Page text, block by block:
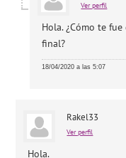
Ver perfil
Hola. ¿Cómo te
final?
18/04/2020 a las 5:07
Rakel33
Ver perfil
Hola.